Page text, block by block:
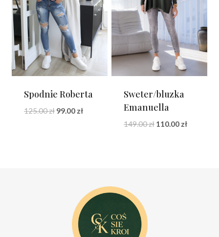
Spodnie Roberta
125.00zł Pierwotna
99.00 złAktualna
Sweter/bluzka
Emanuella
149.00zł Pierwotna
110.00 złAktualna